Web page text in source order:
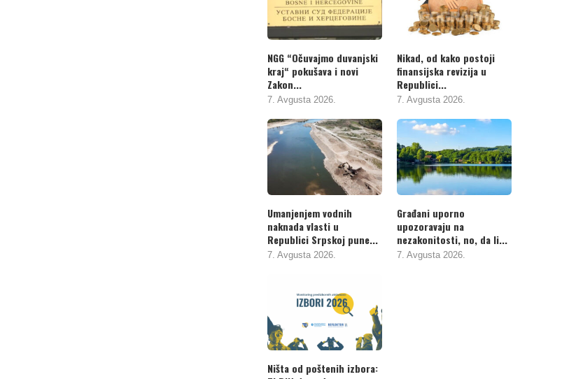
NGG “Očuvajmo duvanjski
kraj“ pokušava i novi
Zakon...
7. Avgusta 2026.
Nikad, od kako postoji
finansijska revizija u
Republici...
7. Avgusta 2026.
Umanjenjem vodnih
naknada vlasti u
Republici Srpskoj pune...
7. Avgusta 2026.
Građani uporno
upozoravaju na
nezakonitosti, no, da li...
7. Avgusta 2026.
Ništa od poštenih izbora: